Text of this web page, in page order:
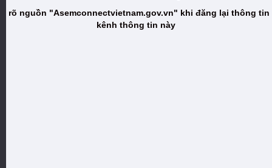
rõ nguồn "Asemconnectvietnam.gov.vn" khi đăng lại thông tin
kênh thông tin này